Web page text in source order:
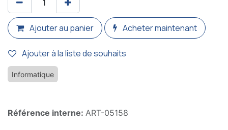
Ajouter au panier Acheter maintenant
Ajouter à la liste de souhaits
Informatique
Référence interne: ART-05158